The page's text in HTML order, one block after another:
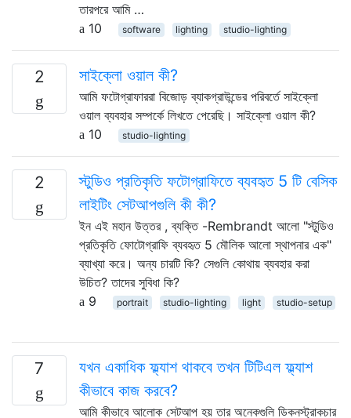
তারপরে আমি …
10
software lighting studio-lighting
2 সাইক্লো ওয়াল কী?
আমি ফটোগ্রাফাররা বিজোড় ব্যাকগ্রাউন্ডের পরিবর্তে সাইক্লো
ওয়াল ব্যবহার সম্পর্কে লিখতে পেরেছি। সাইক্লো ওয়াল কী?
10
studio-lighting
2
স্টুডিও প্রতিকৃতি ফটোগ্রাফিতে ব্যবহৃত 5 টি বেসিক
লাইটিং সেটআপগুলি কী কী?
ইন এই মহান উত্তর , ব্যক্তি -Rembrandt আলো "স্টুডিও
প্রতিকৃতি ফোটোগ্রাফি ব্যবহৃত 5 মৌলিক আলো স্থাপনার এক"
ব্যাখ্যা করে। অন্য চারটি কি? সেগুলি কোথায় ব্যবহার করা
উচিত? তাদের সুবিধা কি?
9
portrait studio-lighting light studio-setup
7
যখন একাধিক ফ্ল্যাশ থাকবে তখন টিটিএল ফ্ল্যাশ
কীভাবে কাজ করবে?
আমি কীভাবে আলোক সেটআপ হয় তার অনেকগুলি ডিকনস্ট্রাকচার